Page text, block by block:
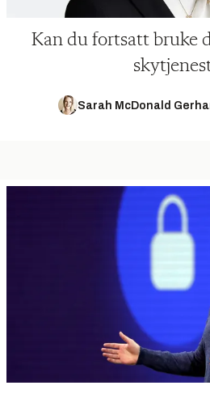
Kan du fortsatt bruke
Sarah McDonald